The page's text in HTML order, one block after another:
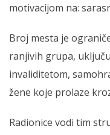
motivacijom na:
Broj mesta je
ranjivih grupa,
invaliditetom,
žene koje prolaze
Radionice vodi tim